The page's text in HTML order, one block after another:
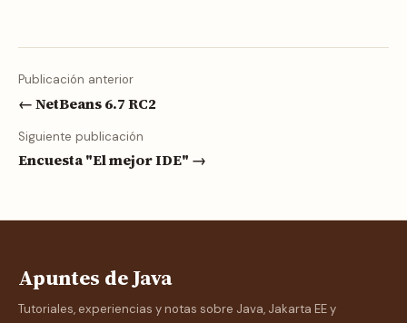
Publicación anterior
← NetBeans 6.7 RC2
Siguiente publicación
Encuesta "El mejor IDE" →
Apuntes de Java
Tutoriales, experiencias y notas sobre Java, Jakarta EE y